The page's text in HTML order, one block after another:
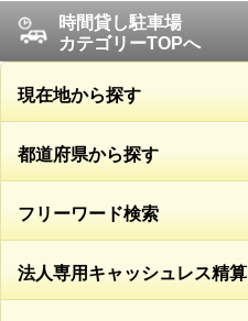
時間貸し駐車場
カテゴリーTOPへ
現在地から探す
都道府県から探す
フリーワード検索
法人専用キャッシュレス精算